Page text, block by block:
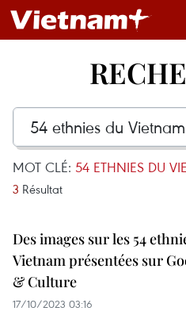
MOT CLÉ: 54 ETHNIES DU
3 Résultat
Des images sur les 54
Vietnam présentées sur
& Culture
17/10/2023 03:16